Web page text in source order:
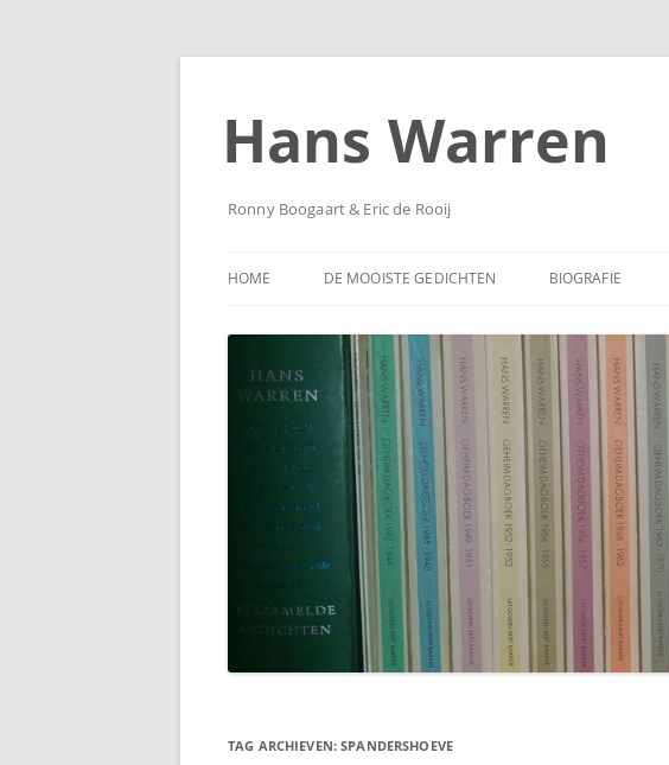
Ga
Hans Warren
Ronny Boogaart & Eric de Rooij
HOME DE MOOISTE GEDICHTEN BIOGRAFIE
TAG ARCHIEVEN:SPANDERSHOEVE